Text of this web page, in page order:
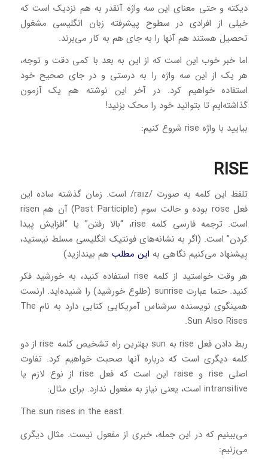
دیکته‌ و حتی معنای این سه واژه آنقدر به هم نزدیک است که
خیلی از افرادی در سطوح پیشرفته زبان انگلیسی مشغول
تحصیل هستند هم آنها را به جای هم به کار می‌برند.
اما خبر خوب این است که از این به بعد با کمی دقت و توجه،
هر یک از این سه واژه را به درستی و در جای صحیح خود
استفاده خواهیم کرد. در آخر این نوشته هم یک آزمون
گذاشته‌ایم تا بتوانید خود را محک بزنید!
بیایید با واژه rise شروع کنیم:
RISE
تلفظ این کلمه به صورت /raɪz/ است. زمان گذشته ساده این
فعل rose بوده و حالت سوم (Past Participle) آن هم risen
است. ترجمه فارسی کلمه rise، “بالا رفتن” یا “افزایش پیدا
کردن” است. (اگر به نشانه‌های فونتیک انگلیسی مسلط نیستید،
پیشنهاد می‌کنیم نگاهی به این مطلبهم بیندازید)
هر وقت خواستید از کلمه rise استفاده کنید، به خورشید فکر
کنید. حتما عبارت sunrise (طلوع خورشید) را شنیده‌اید. ارنست
همینگوی نویسنده سرشناس آمریکایی کتابی دارد به نام The
Sun Also Rises.
ربط دادن فعل rise به sun بهترین راه تشخیص کلمه rise از دو
کلمه دیگری است که درباره آنها صحبت خواهیم کرد. تفاوت
اصلی rise و raise این است که فعل rise از نوع لازم یا
intransitive است، یعنی نیاز به مفعول ندارد. برای مثال:
.The sun rises in the east
می‌بینیم که در این جمله، خبری از مفعول نیست. مثال دیگری
می‌زنیم: